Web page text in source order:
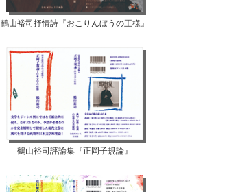
鶴山裕司抒情詩『おこりんぼうの王様』
鶴山裕司評論集『正岡子規論』